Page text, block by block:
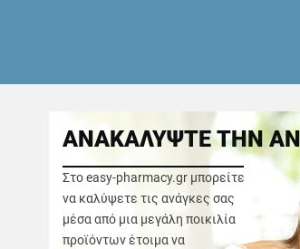
ΑΝΑΚΑΛΥΨΤΕ ΤΗΝ
Στο easy-pharmacy.gr μπορείτε
να καλύψετε τις ανάγκες σας
μέσα από μια μεγάλη ποικιλία
προϊόντων έτοιμα να